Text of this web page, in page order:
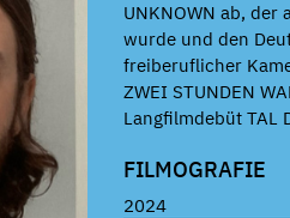
UNKNOWN ab,
wurde und den
freiberuflicher
ZWEI STUNDEN
Langfilmdebüt TAL
FILMOGRAFIE
2024